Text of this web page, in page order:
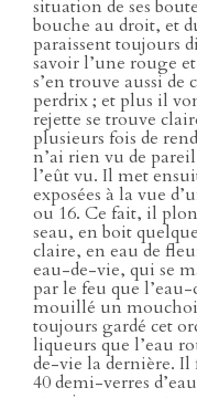
situation de ses
bouche au droit, et
paraissent toujours
savoir l’une rouge
s’en trouve aussi
perdrix ; et plus il
rejette se trouve
plusieurs fois de
n’ai rien vu de
l’eût vu. Il met
exposées à la vue
ou 16. Ce fait, il
seau, en boit
claire, en eau de
eau-de-vie, qui se
par le feu que
mouillé un
toujours gardé cet
liqueurs que l’eau
de-vie la dernière. Il
40 demi-verres